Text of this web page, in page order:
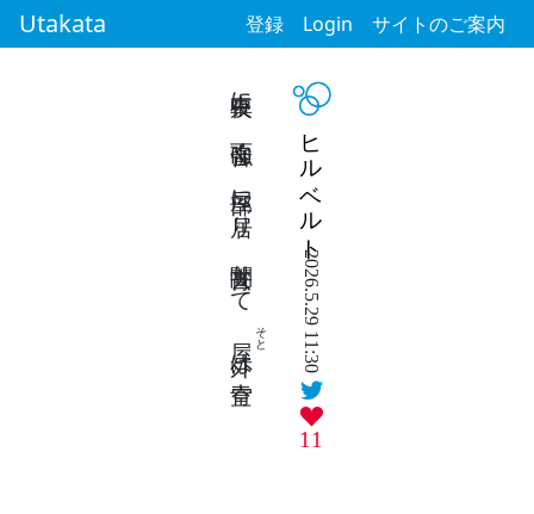
Utakata 登録 Login サイトのご案内
ヒルベルト
2026.5.29 11:30
11
真夜中に 雨音強く 部屋に居り 宵闇去りて
そと
は青空